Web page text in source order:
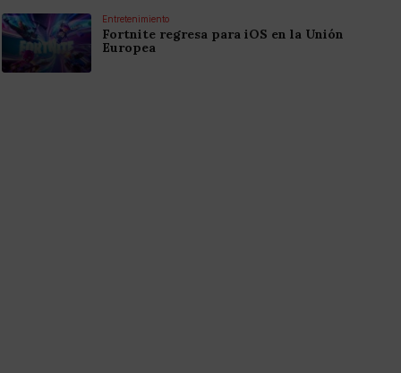
Entretenimiento
Fortnite regresa para iOS en la Unión
Europea